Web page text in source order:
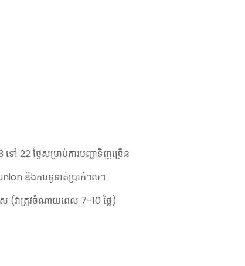
ៅ 22 ថ្ងៃសម្រាប់ការបញ្ជាទិញច្រើន
និងការទូទាត់ប្រាក់។ល។
(វាត្រូវចំណាយពេល 7-10 ថ្ងៃ)